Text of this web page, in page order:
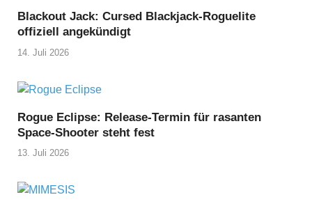
Blackout Jack: Cursed Blackjack-Roguelite
offiziell angekündigt
14. Juli 2026
Rogue Eclipse: Release-Termin für rasanten
Space-Shooter steht fest
13. Juli 2026